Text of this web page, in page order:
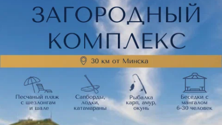
Минское шоссе 31 до 22:00
Нет отзывов.Оставить первый отзыв
Marko (Марко)
г. Быхов, ул. Ленина
39
Нет отзывов.Оставить первый отзыв